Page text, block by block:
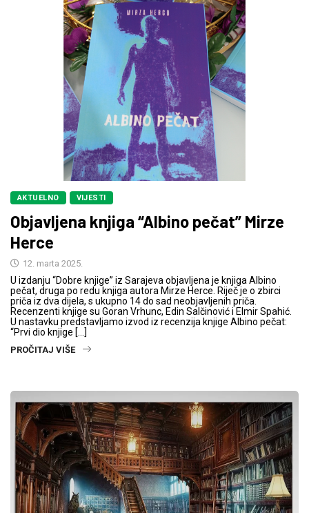
AKTUELNO VIJESTI
Objavljena knjiga “Albino pečat” Mirze
Herce
12. marta 2025.
U izdanju “Dobre knjige” iz Sarajeva objavljena je knjiga Albino
pečat, druga po redu knjiga autora Mirze Herce. Riječ je o zbirci
priča iz dva dijela, s ukupno 14 do sad neobjavljenih priča.
Recenzenti knjige su Goran Vrhunc, Edin Salčinović i Elmir Spahić.
U nastavku predstavljamo izvod iz recenzija knjige Albino pečat:
“Prvi dio knjige […]
PROČITAJ VIŠE